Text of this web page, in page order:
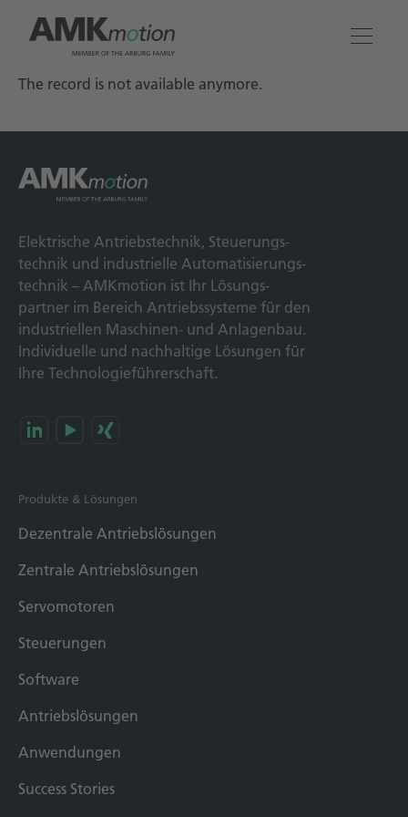
Engineering & Service
Unternehmen
Kontakt
Technische Dokumentation
Downloadcenter
English Deutsch
The record is not available anymore.
Elek­trische Antriebs­technik, Steuerungs­
technik und indus­trielle Automatisierungs­
technik – AMKmotion ist Ihr Lösungs­
partner im Bereich Antriebs­systeme für den
industriellen Maschinen- und Anlagen­bau.
Individuelle und nach­haltige Lösungen für
Ihre Technologie­führerschaft.
Produkte & Lösungen
Dezentrale Antriebslösungen
Zentrale Antriebslösungen
Servomotoren
Steuerungen
Software
Antriebslösungen
Anwendungen
Success Stories